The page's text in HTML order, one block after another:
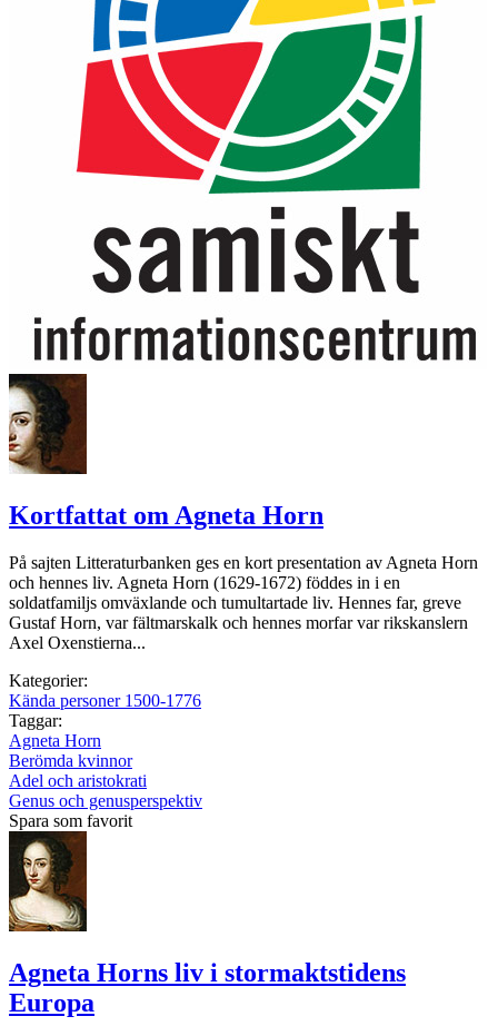
Kortfattat om Agneta Horn
På sajten Litteraturbanken ges en kort presentation av Agneta Horn
och hennes liv. Agneta Horn (1629-1672) föddes in i en
soldatfamiljs omväxlande och tumultartade liv. Hennes far, greve
Gustaf Horn, var fältmarskalk och hennes morfar var rikskanslern
Axel Oxenstierna...
Kategorier:
Kända personer 1500-1776
Taggar:
Agneta Horn
Berömda kvinnor
Adel och aristokrati
Genus och genusperspektiv
Spara som favorit
Agneta Horns liv i stormaktstidens
Europa